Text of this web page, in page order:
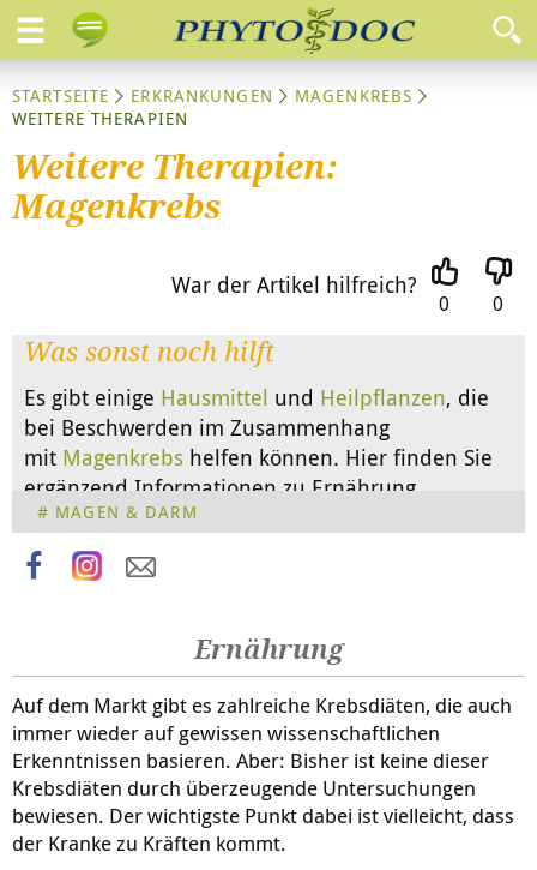
STARTSEITE ERKRANKUNGEN
MAGENKREBS
WEITERE THERAPIEN
Weitere Therapien:
Magenkrebs
War der Artikel hilfreich?
0 0
Was sonst noch hilft
Es gibt einige Hausmittel und Heilpflanzen, die
bei Beschwerden im Zusammenhang
mit Magenkrebs helfen können. Hier finden Sie
ergänzend Informationen zu Ernährung,
Naturheilverfahren und der Schulmedizin.
MAGEN & DARM
Ernährung
Auf dem Markt gibt es zahlreiche Krebsdiäten, die auch
immer wieder auf gewissen wissenschaftlichen
Erkenntnissen basieren. Aber: Bisher ist keine dieser
Krebsdiäten durch überzeugende Untersuchungen
bewiesen. Der wichtigste Punkt dabei ist vielleicht, dass
der Kranke zu Kräften kommt.